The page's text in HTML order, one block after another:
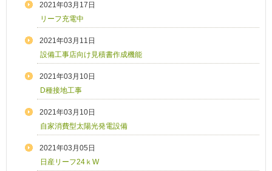
2021年03月17日
リーフ充電中
2021年03月11日
設備工事店向け見積書作成機能
2021年03月10日
D種接地工事
2021年03月10日
自家消費型太陽光発電設備
2021年03月05日
日産リーフ24ｋW